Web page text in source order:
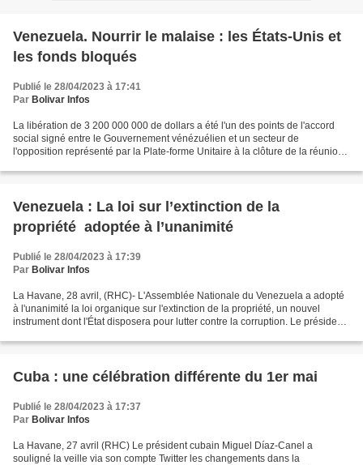
Venezuela. Nourrir le malaise : les États-Unis et
les fonds bloqués
Publié le 28/04/2023 à 17:41
Par Bolivar Infos
La libération de 3 200 000 000 de dollars a été l'un des points de l'accord
social signé entre le Gouvernement vénézuélien et un secteur de
l'opposition représenté par la Plate-forme Unitaire à la clôture de la réunion
Venezuela : La loi sur l’extinction de la
propriété adoptée à l’unanimité
Publié le 28/04/2023 à 17:39
Par Bolivar Infos
La Havane, 28 avril, (RHC)- L'Assemblée Nationale du Venezuela a adopté
à l'unanimité la loi organique sur l'extinction de la propriété, un nouvel
instrument dont l'État disposera pour lutter contre la corruption. Le président
Cuba : une célébration différente du 1er mai
Publié le 28/04/2023 à 17:37
Par Bolivar Infos
La Havane, 27 avril (RHC) Le président cubain Miguel Díaz-Canel a
souligné la veille via son compte Twitter les changements dans la